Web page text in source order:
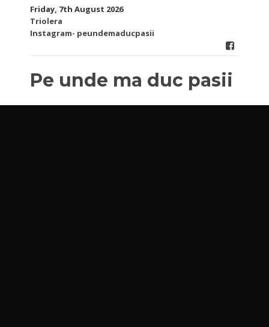
Friday, 7th August 2026
Triolera
Instagram- peundemaducpasii
Pe unde ma duc pasii